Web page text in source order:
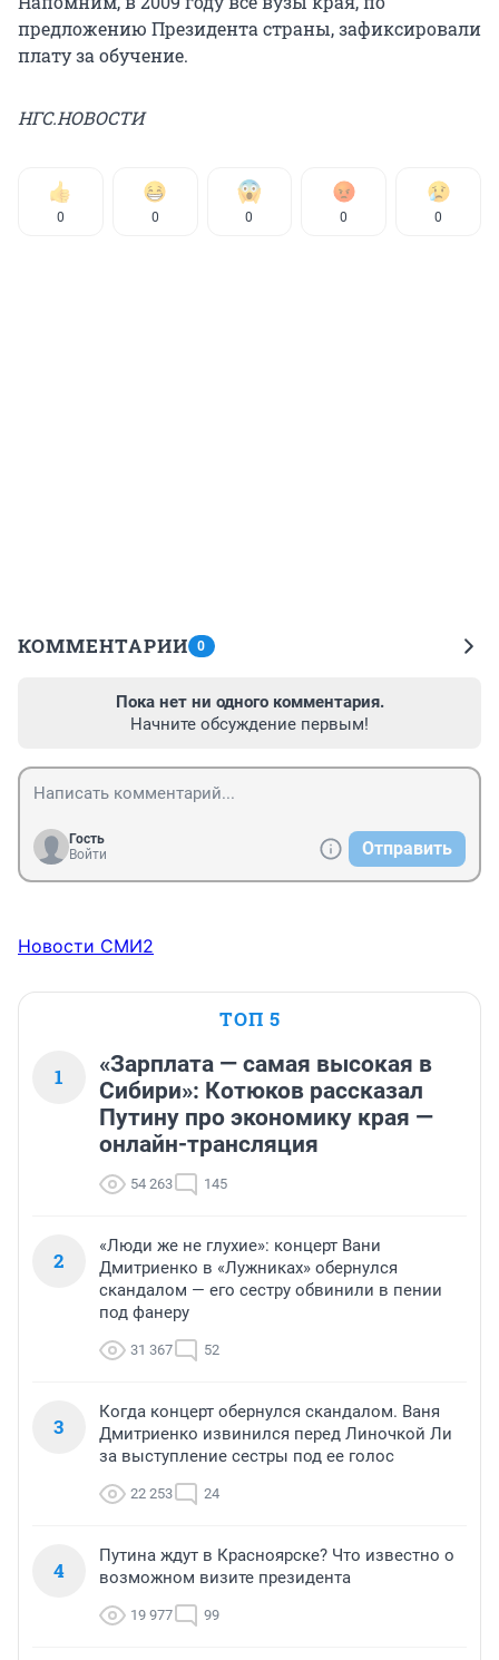
предложению Президента страны, зафиксировали
плату за обучение.
НГС.НОВОСТИ
0 0 0 0 0
КОММЕНТАРИИ 0
Пока нет ни одного комментария.
Начните обсуждение первым!
Гость
Войти
Отправить
Новости СМИ2
ТОП 5
1
«Зарплата — самая высокая в
Сибири»: Котюков рассказал
Путину про экономику края —
онлайн-трансляция
54 263 145
2
«Люди же не глухие»: концерт Вани
Дмитриенко в «Лужниках» обернулся
скандалом — его сестру обвинили в пении
под фанеру
31 367 52
3
Когда концерт обернулся скандалом. Ваня
Дмитриенко извинился перед Линочкой Ли
за выступление сестры под ее голос
22 253 24
4
Путина ждут в Красноярске? Что известно о
возможном визите президента
19 977 99